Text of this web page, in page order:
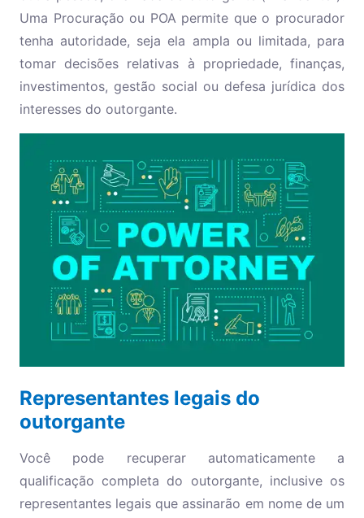
Uma Procuração ou POA permite que o procurador
tenha autoridade, seja ela ampla ou limitada, para
tomar decisões relativas à propriedade, finanças,
investimentos, gestão social ou defesa jurídica dos
interesses do outorgante.
Representantes legais do
outorgante
Você pode recuperar automaticamente a
qualificação completa do outorgante, inclusive os
representantes legais que assinarão em nome de um